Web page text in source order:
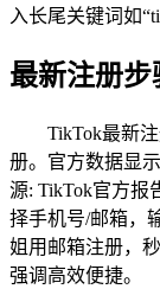
入长尾关键词如
最新注册
TikTok最新
册。官方数据显
源: TikTok官方报
择手机号/邮箱，
姐用邮箱注册，
强调高效便捷。